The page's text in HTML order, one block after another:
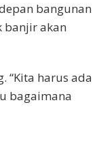
bangunan
banjir akan
“Kita harus ada
bagaimana